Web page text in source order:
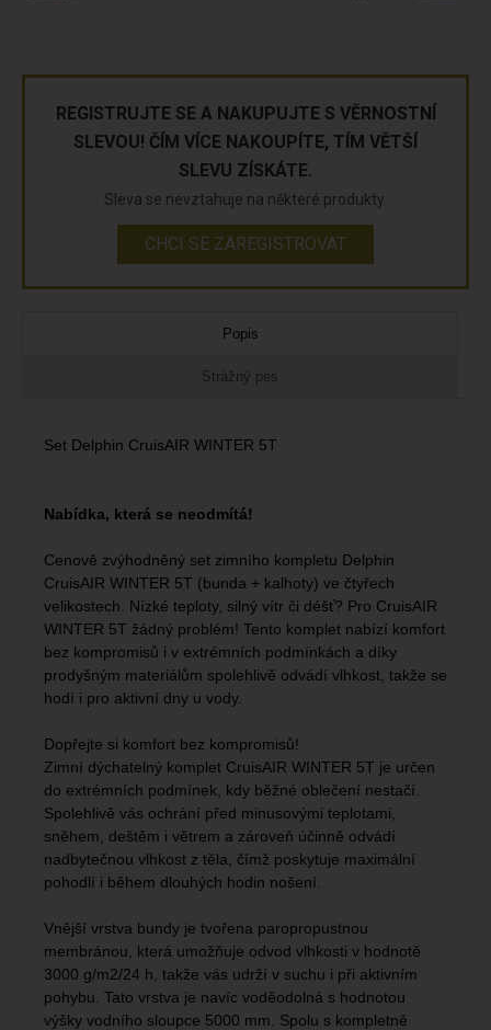
REGISTRUJTE SE A NAKUPUJTE S VĚRNOSTNÍ
SLEVOU! ČÍM VÍCE NAKOUPÍTE, TÍM VĚTŠÍ
SLEVU ZÍSKÁTE.
Sleva se nevztahuje na některé produkty.
CHCI SE ZAREGISTROVAT
Popis
Strážný pes
Set Delphin CruisAIR WINTER 5T
Nabídka, která se neodmítá!
Cenově zvýhodněný set zimního kompletu Delphin
CruisAIR WINTER 5T (bunda + kalhoty) ve čtyřech
velikostech. Nízké teploty, silný vítr či déšť? Pro CruisAIR
WINTER 5T žádný problém! Tento komplet nabízí komfort
bez kompromisů i v extrémních podmínkách a díky
prodyšným materiálům spolehlivě odvádí vlhkost, takže se
hodí i pro aktivní dny u vody.
Dopřejte si komfort bez kompromisů!
Zimní dýchatelný komplet CruisAIR WINTER 5T je určen
do extrémních podmínek, kdy běžné oblečení nestačí.
Spolehlivě vás ochrání před minusovými teplotami,
sněhem, deštěm i větrem a zároveň účinně odvádí
nadbytečnou vlhkost z těla, čímž poskytuje maximální
pohodlí i během dlouhých hodin nošení.
Vnější vrstva bundy je tvořena paropropustnou
membránou, která umožňuje odvod vlhkosti v hodnotě
3000 g/m2/24 h, takže vás udrží v suchu i při aktivním
pohybu. Tato vrstva je navíc voděodolná s hodnotou
výšky vodního sloupce 5000 mm. Spolu s kompletně